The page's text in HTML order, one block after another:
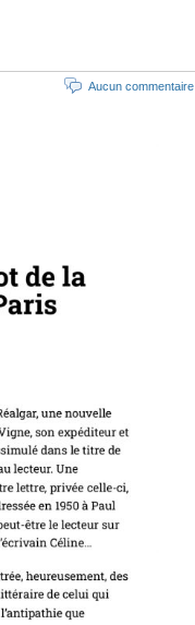
Aucun commentaire